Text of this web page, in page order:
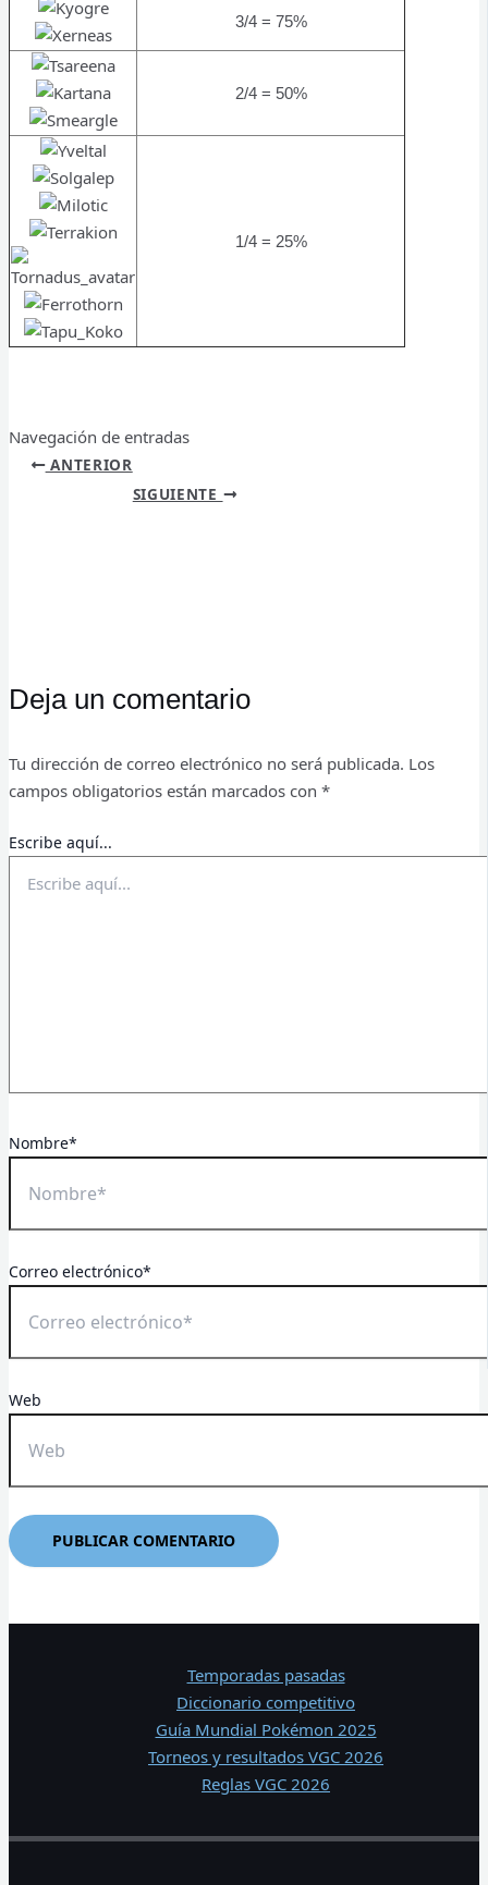
3/4 = 75%
2/4 = 50%
1/4 = 25%
Navegación de entradas
ANTERIOR
SIGUIENTE
Deja un comentario
Tu dirección de correo electrónico no será publicada. Los
campos obligatorios están marcados con *
Escribe aquí...
Nombre*
Correo electrónico*
Web
Temporadas pasadas
Diccionario competitivo
Guía Mundial Pokémon 2025
Torneos y resultados VGC 2026
Reglas VGC 2026